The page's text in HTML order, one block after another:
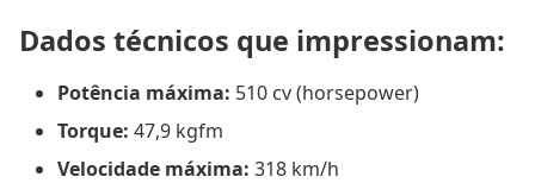
Dados técnicos que impressionam:
Potência máxima: 510 cv (horsepower)
Torque: 47,9 kgfm
Velocidade máxima: 318 km/h